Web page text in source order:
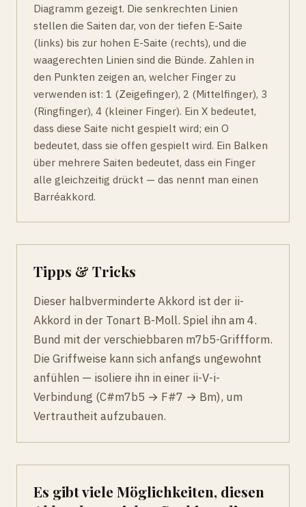
Diagramm gezeigt. Die senkrechten Linien
stellen die Saiten dar, von der tiefen E-Saite
(links) bis zur hohen E-Saite (rechts), und die
waagerechten Linien sind die Bünde. Zahlen in
den Punkten zeigen an, welcher Finger zu
verwenden ist: 1 (Zeigefinger), 2 (Mittelfinger), 3
(Ringfinger), 4 (kleiner Finger). Ein X bedeutet,
dass diese Saite nicht gespielt wird; ein O
bedeutet, dass sie offen gespielt wird. Ein Balken
über mehrere Saiten bedeutet, dass ein Finger
alle gleichzeitig drückt — das nennt man einen
Barréakkord.
Tipps & Tricks
Dieser halbverminderte Akkord ist der ii-
Akkord in der Tonart B-Moll. Spiel ihn am 4.
Bund mit der verschiebbaren m7b5-Griffform.
Die Griffweise kann sich anfangs ungewohnt
anfühlen — isoliere ihn in einer ii-V-i-
Verbindung (C#m7b5 → F#7 → Bm), um
Vertrautheit aufzubauen.
Es gibt viele Möglichkeiten, diesen